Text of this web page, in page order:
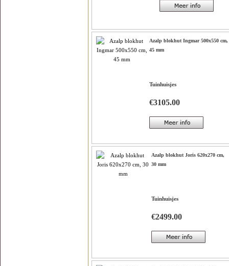
Azalp blokhut Ingmar 500x550 cm,
45 mm
Tuinhuisjes
€3105.00
Azalp blokhut Joris 620x270 cm,
30 mm
Tuinhuisjes
€2499.00